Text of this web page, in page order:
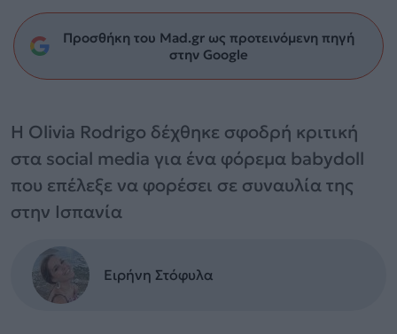
Προσθήκη του Mad.gr ως προτεινόμενη πηγή
στην Google
Η Olivia Rodrigo δέχθηκε σφοδρή κριτική
στα social media για ένα φόρεμα babydoll
που επέλεξε να φορέσει σε συναυλία της
στην Ισπανία
Ειρήνη Στόφυλα